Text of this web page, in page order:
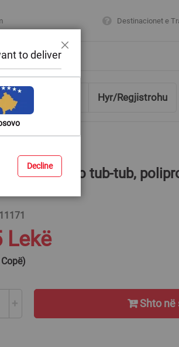
Destinacionet e
Ndihmë & Këshilla Hyr/Regjistrohu
me fileto tub-tub,
Lekë
+ Shto në
to deliver
Decline